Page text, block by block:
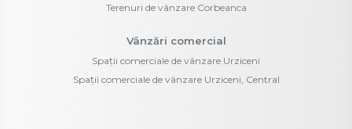
Terenuri de vânzare Corbeanca
Vânzări comercial
Spații comerciale de vânzare Urziceni
Spații comerciale de vânzare Urziceni, Central